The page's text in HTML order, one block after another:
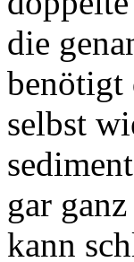
die
benötigt
selbst
gar
kann